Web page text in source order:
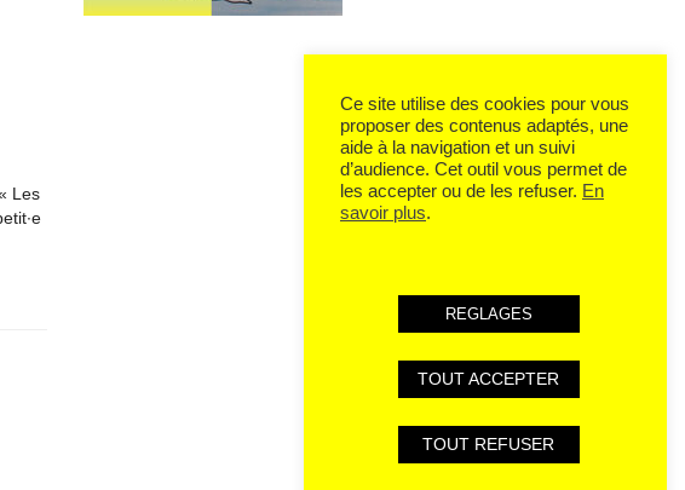
Les
Ce site utilise des cookies pour vous
proposer des contenus adaptés, une
aide à la navigation et un suivi
d’audience. Cet outil vous permet de
les accepter ou de les refuser. En
savoir plus.
REGLAGES
TOUT ACCEPTER
TOUT REFUSER